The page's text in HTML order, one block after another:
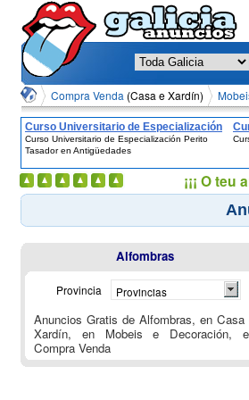
Compra Venda (Casa e Xardín)
Curso Universitario de Especialización
Perito Tasador en Antigüedades
Curso Universitario de Especialización Perito
Tasador en Antigüedades
Alfombras
Provincia Provincias
Anuncios Gratis de Alfombras, en Casa
Xardín, en Mobeis e Decoración,
Compra Venda
¡¡¡ O